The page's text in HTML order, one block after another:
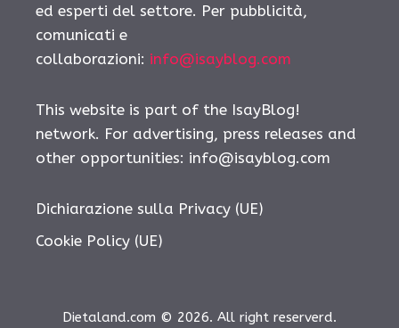
ed esperti del settore. Per pubblicità,
comunicati e
collaborazioni: info@isayblog.com
This website is part of the IsayBlog!
network. For advertising, press releases and
other opportunities: info@isayblog.com
Dichiarazione sulla Privacy (UE)
Cookie Policy (UE)
Dietaland.com © 2026. All right reserverd.